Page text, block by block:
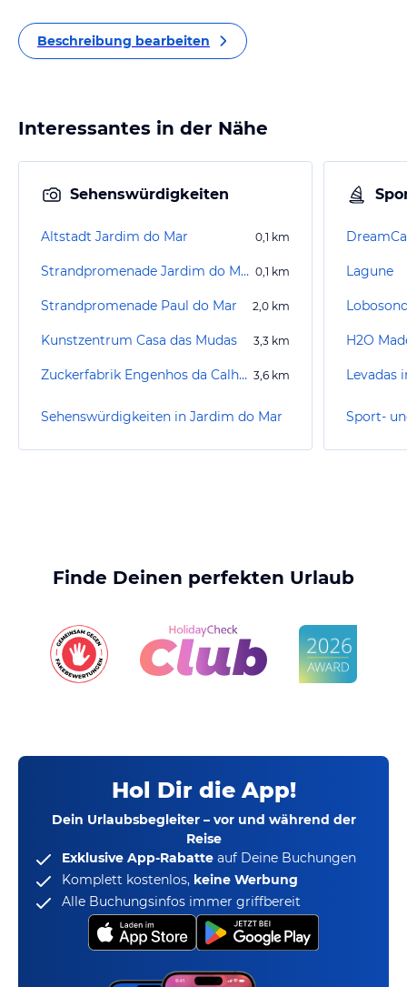
Beschreibung bearbeiten
Interessantes in der Nähe
Sehenswürdigkeiten
Altstadt Jardim do Mar 0,1 km
Strandpromenade Jardim do Mar 0,1 km
Strandpromenade Paul do Mar 2,0 km
Kunstzentrum Casa das Mudas 3,3 km
Zuckerfabrik Engenhos da Calheta 3,6 km
Sehenswürdigkeiten in Jardim do Mar
Lagune
Levadas
Finde Deinen perfekten Urlaub
Hol Dir die App!
Dein Urlaubsbegleiter – vor und während der
Reise
Exklusive App-Rabatte auf Deine Buchungen
Komplett kostenlos, keine Werbung
Alle Buchungsinfos immer griffbereit